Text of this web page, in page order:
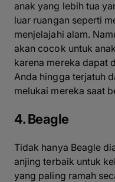
anak yang lebih tua
luar ruangan seperti
menjelajahi alam.
akan cocok untuk
karena mereka dapat
Anda hingga terjatuh
melukai mereka saat
4. Beagle
Tidak hanya Beagle
anjing terbaik untuk
yang paling ramah